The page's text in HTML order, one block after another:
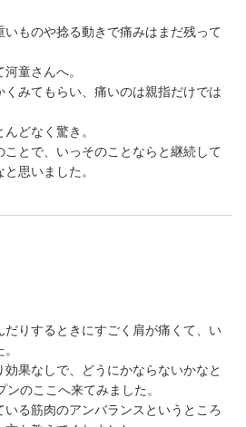
ものや捻る動きで痛みはまだ残って
童さんへ。
くみてもらい、痛いのは親指だけでは
どなく驚き。
とで、いっそのことならと継続して
思いました。
りするときにすごく肩が痛くて、い
果なしで、どうにかならないかなと
のここへ来てみました。
る筋肉のアンバランスというところ